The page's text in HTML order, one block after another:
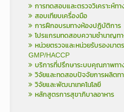
การทดสอบและตรวจวิเคราะห์ท
สอบเทียบเครื่องมือ
การฝึกอบรมทางห้องปฏิบัติการ
โปรแกรมทดสอบความชำนาญท
หน่วยตรวจและหน่วยรับรองมาต
GMP/HACCP
บริการที่ปรึกษาระบบคุณภาพท
วิจัยและทดสอบปัจจัยการผลิตท
วิจัยและพัฒนาเทคโนโลยี
หลักสูตรการสุขาภิบาลอาหาร